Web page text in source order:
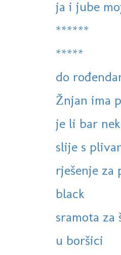
ja i jube
******
*****
do
Žnjan ima
je li bar
slije s
rješenje za
black
sramota za
u boršici